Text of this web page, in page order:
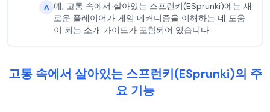
A 예, 고통 속에서 살아있는 스프런키(ESprunki)에는 새
로운 플레이어가 게임 메커니즘을 이해하는 데 도움
이 되는 소개 가이드가 포함되어 있습니다.
고통 속에서 살아있는 스프런키(ESprunki)의 주
요 기능